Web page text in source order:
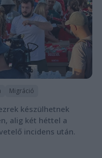
Migráció
készülhetnek
alig két héttel a
incidens után.